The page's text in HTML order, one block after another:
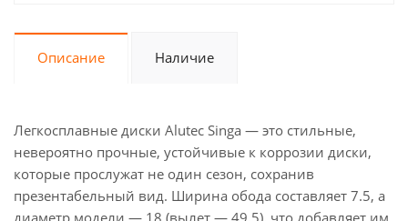
Описание Наличие
Легкосплавные диски Alutec Singa — это стильные,
невероятно прочные, устойчивые к коррозии диски,
которые прослужат не один сезон, сохранив
презентабельный вид. Ширина обода составляет 7.5, а
диаметр модели — 18 (вылет — 49.5), что добавляет им